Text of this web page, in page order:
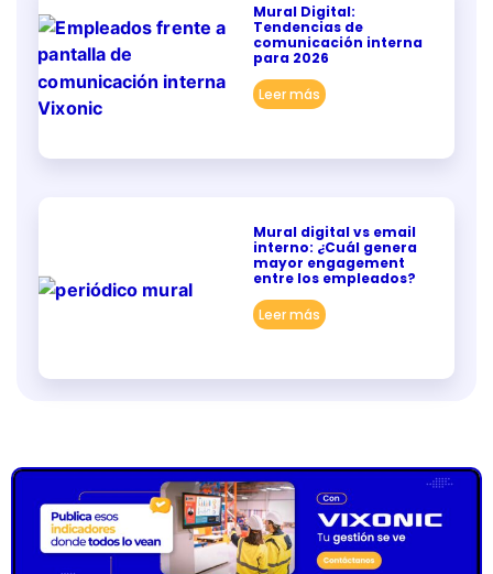
Mural Digital:
Tendencias de
comunicación interna
para 2026
Leer más
Mural digital vs email
interno: ¿Cuál genera
mayor engagement
entre los empleados?
Leer más